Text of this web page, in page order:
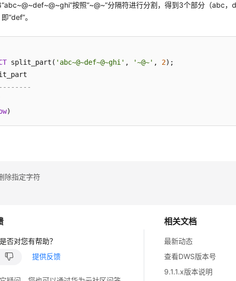
按照“~@~”分隔符进行分割，得到3个部分（abc
“def”。
split_part( 'abc~@~def~@~ghi' , '~@~' , 2);
除指定字符
相关文档
最新动态
查看DWS版本号
9.1.1.x版本说明
否对您有帮助？
提供反馈